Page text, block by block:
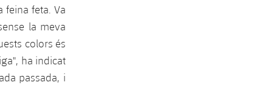
feina feta. Va
la meva
colors és
ha indicat
passada, i